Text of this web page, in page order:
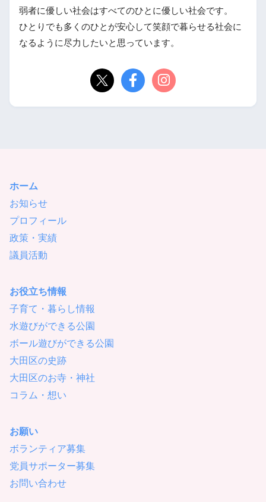
弱者に優しい社会はすべてのひとに優しい社会です。
ひとりでも多くのひとが安心して笑顔で暮らせる社会に
なるように尽力したいと思っています。
ホーム
お知らせ
プロフィール
政策・実績
議員活動
お役立ち情報
子育て・暮らし情報
水遊びができる公園
ボール遊びができる公園
大田区の史跡
大田区のお寺・神社
コラム・想い
お願い
ボランティア募集
党員サポーター募集
お問い合わせ